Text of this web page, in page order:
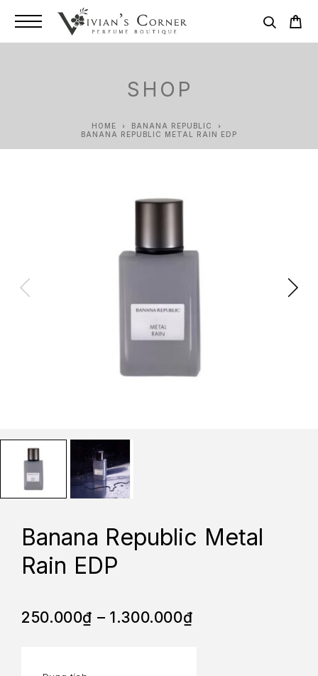
SHOP
HOME
BANANA REPUBLIC
BANANA REPUBLIC METAL RAIN EDP
Banana Republic Metal
Rain EDP
250.000₫ – 1.300.000₫